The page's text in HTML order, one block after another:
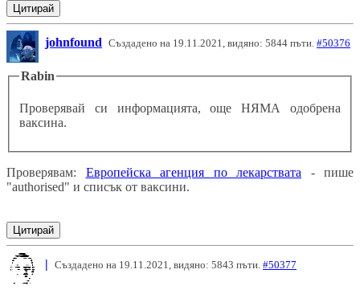
Цитирай
johnfound Създадено на 19.11.2021, видяно: 5844 пъти. #50376
Rabin
Проверявай си информацията, още НЯМА одобрена
ваксина.
Проверявам: Европейска агенция по лекарствата - пише
"authorised" и списък от ваксини.
Цитирай
| Създадено на 19.11.2021, видяно: 5843 пъти. #50377